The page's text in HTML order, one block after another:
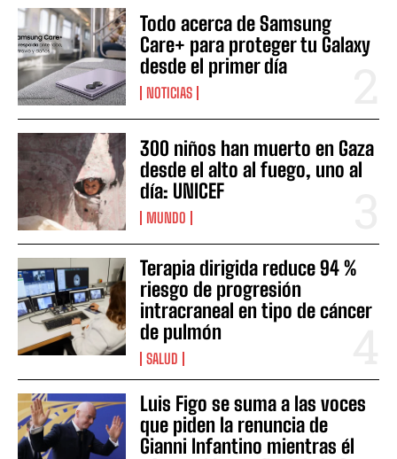
Todo acerca de Samsung
Care+ para proteger tu Galaxy
desde el primer día
NOTICIAS
300 niños han muerto en Gaza
desde el alto al fuego, uno al
día: UNICEF
MUNDO
Terapia dirigida reduce 94 %
riesgo de progresión
intracraneal en tipo de cáncer
de pulmón
SALUD
Luis Figo se suma a las voces
que piden la renuncia de
Gianni Infantino mientras él